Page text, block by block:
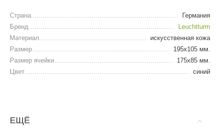
Страна
Германия
Бренд
Leuchtturm
Материал
искусственная кожа
Размер
195х105 мм.
Размер ячейки
175х85 мм.
Цвет
синий
ЕЩЁ